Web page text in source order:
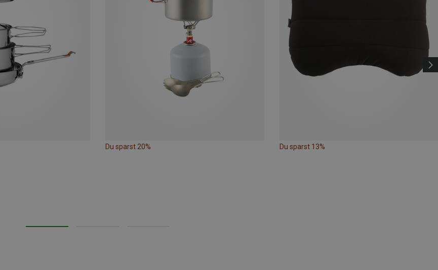
Du sparst 20% Du sparst 13%